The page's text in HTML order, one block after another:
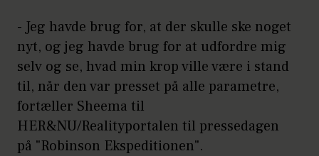
- Jeg havde brug for, at der skulle ske noget
nyt, og jeg havde brug for at udfordre mig
selv og se, hvad min krop ville være i stand
til, når den var presset på alle parametre,
fortæller Sheema til
HER&NU/Realityportalen til pressedagen
på "Robinson Ekspeditionen".